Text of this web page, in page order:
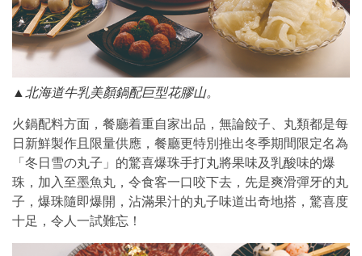
▲北海道牛乳美顏鍋配巨型花膠山。
火鍋配料方面，餐廳着重自家出品，無論餃子、丸類都是每
日新鮮製作且限量供應，餐廳更特別推出冬季期間限定名為
「冬日雪の丸子」的驚喜爆珠手打丸將果味及乳酸味的爆
珠，加入至墨魚丸，令食客一口咬下去，先是爽滑彈牙的丸
子，爆珠隨即爆開，沾滿果汁的丸子味道出奇地搭，驚喜度
十足，令人一試難忘！